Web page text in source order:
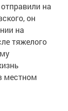
на
он
на
тяжелого
местном